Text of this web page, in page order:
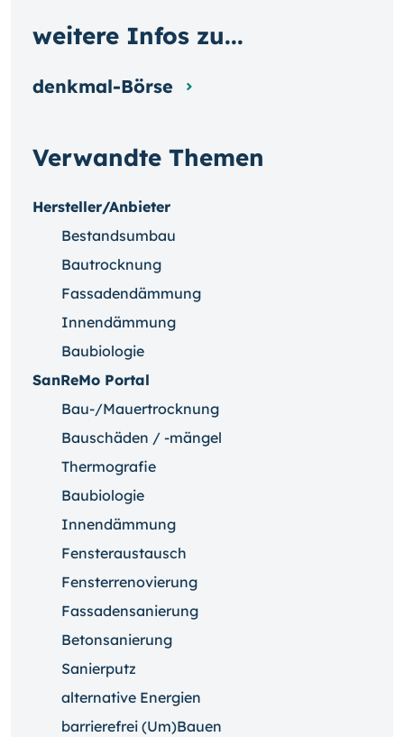
Verwandte Themen
Hersteller/Anbieter
Bestandsumbau
Bautrocknung
Fassadendämmung
Innendämmung
Baubiologie
SanReMo Portal
Bau-/Mauertrocknung
Bauschäden / -mängel
Thermografie
Baubiologie
Innendämmung
Fensteraustausch
Fensterrenovierung
Fassadensanierung
Betonsanierung
Sanierputz
alternative Energien
barrierefrei (Um)Bauen
weitere Infos zu...
denkmal-Börse